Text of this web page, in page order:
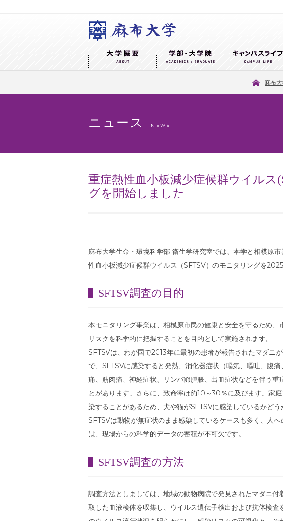
麻布
ニュース NEWS
重症熱性血小板減少症候群ウイルス
グを開始しました
麻布大学生命・環境科学部 衛生学研究室では、本学と相模原
性血小板減少症候群ウイルス（SFTSV）のモニタリングを
SFTSV調査の目的
本モニタリング事業は、相模原市民の健康と安全を守るため、
リスクを科学的に把握することを目的として実施されます。
SFTSVは、わが国で2013年に最初の患者が報告されたマダニ
で、SFTSVに感染すると発熱、消化器症状（嘔気、嘔吐、腹
痛、筋肉痛、神経症状、リンパ節腫脹、出血症状などを伴う重
とがあります。さらに、致命率は約10～30％に及びます。家
染することがあるため、犬や猫がSFTSVに感染しているかどう
SFTSVは動物が無症状のまま感染しているケースも多く、人
は、現場からの科学的データの蓄積が不可欠です。
SFTSV調査の方法
調査方法としましては、地域の動物病院で発見されたマダニ
取した血液検体を収集し、ウイルス遺伝子検出および抗体検